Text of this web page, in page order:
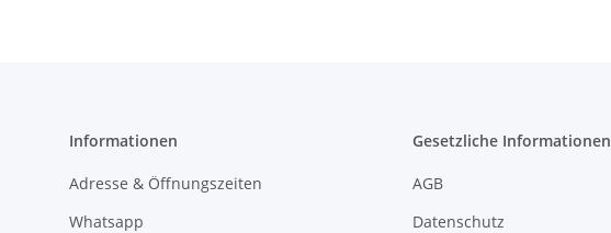
Informationen
Adresse & Öffnungszeiten
Whatsapp
Gesetzliche Informationen
AGB
Datenschutz